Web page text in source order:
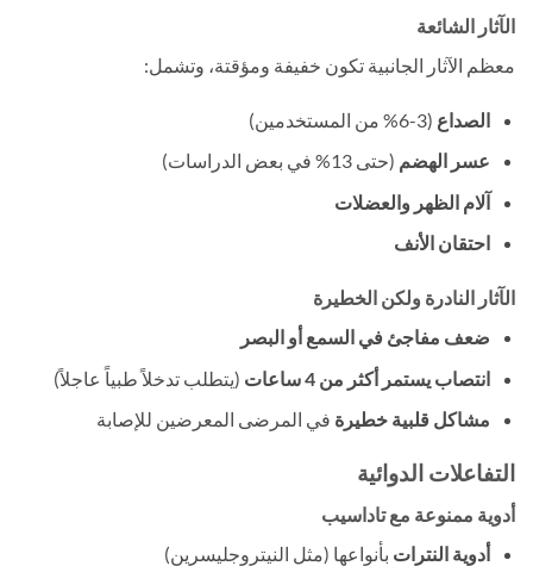
الآثار الشائعة
معظم الآثار الجانبية تكون خفيفة ومؤقتة، وتشمل:
الصداع ​ (3-6% من المستخدمين)
عسر الهضم ​ (حتى 13% في بعض الدراسات)
آلام الظهر والعضلات
احتقان الأنف
الآثار النادرة ولكن الخطيرة
ضعف مفاجئ في السمع أو البصر
انتصاب يستمر أكثر من 4 ساعات
​ (يتطلب تدخلاً طبياً عاجلاً)
مشاكل قلبية خطيرة ​ في المرضى المعرضين للإصابة
التفاعلات الدوائية
أدوية ممنوعة مع تاداسيب
أدوية النترات ​ بأنواعها (مثل النيتروجليسرين)